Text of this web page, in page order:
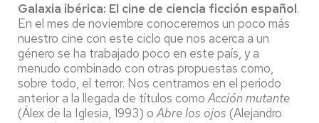
Galaxia ibérica: El cine de ciencia ficción español.
En el mes de noviembre conoceremos un poco más
nuestro cine con este ciclo que nos acerca a un
género se ha trabajado poco en este país, y a
menudo combinado con otras propuestas como,
sobre todo, el terror. Nos centramos en el periodo
anterior a la llegada de títulos comoAcción mutante
(Álex de la Iglesia, 1993) oAbre los ojos (Alejandro